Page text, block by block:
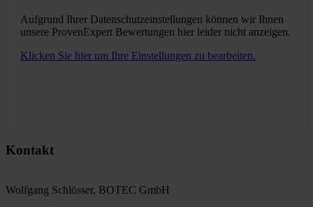
Aufgrund Ihrer Datenschutzeinstellungen können wir Ihnen
unsere ProvenExpert Bewertungen hier leider nicht anzeigen.
Klicken Sie hier um Ihre Einstellungen zu bearbeiten.
Kontakt
Wolfgang Schlösser, BOTEC GmbH